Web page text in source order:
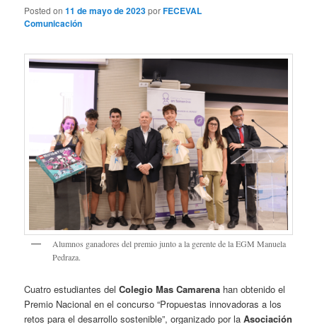
Posted on11 de mayo de 2023porFECEVAL
Comunicación
Alumnos ganadores del premio junto a la gerente de la EGM Manuela
Pedraza.
Cuatro estudiantes delColegio Mas Camarena han obtenido el
Premio Nacional en el concurso “Propuestas innovadoras a los
retos para el desarrollo sostenible”, organizado por laAsociación